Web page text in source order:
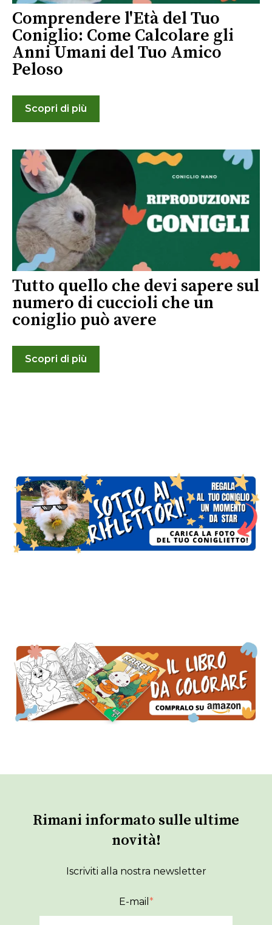
Comprendere l'Età del Tuo
Coniglio: Come Calcolare gli
Anni Umani del Tuo Amico
Peloso
Scopri di più
Tutto quello che devi sapere sul
numero di cuccioli che un
coniglio può avere
Scopri di più
Rimani informato sulle ultime
novità!
Iscriviti alla nostra newsletter
E-mail *